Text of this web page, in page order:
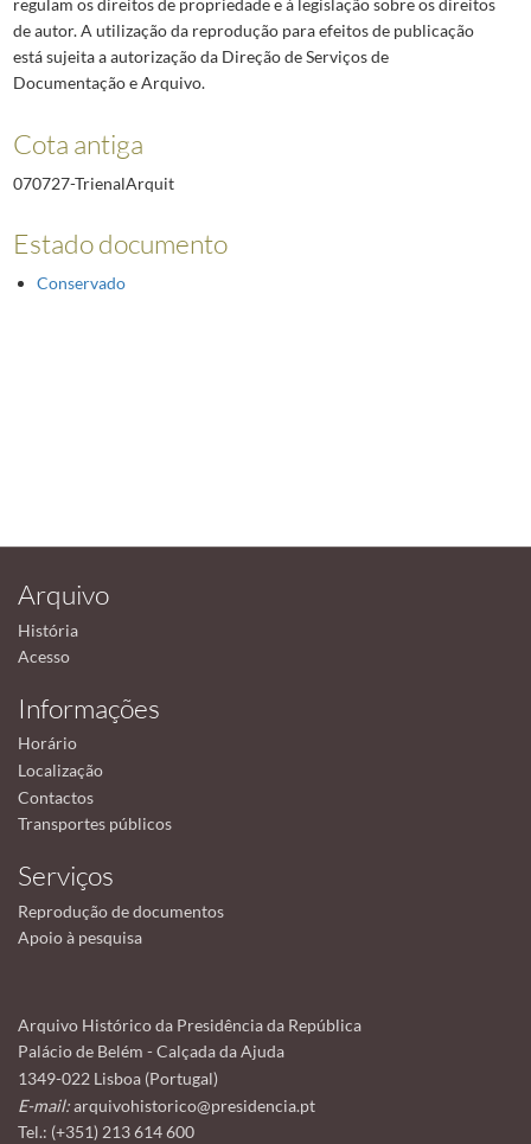
regulam os direitos de propriedade e à legislação sobre os direitos
de autor. A utilização da reprodução para efeitos de publicação
está sujeita a autorização da Direção de Serviços de
Documentação e Arquivo.
Cota antiga
070727-TrienalArquit
Estado documento
Conservado
Arquivo
História
Acesso
Informações
Horário
Localização
Contactos
Transportes públicos
Serviços
Reprodução de documentos
Apoio à pesquisa
Arquivo Histórico da Presidência da República
Palácio de Belém - Calçada da Ajuda
1349-022 Lisboa (Portugal)
E-mail:arquivohistorico@presidencia.pt
Tel.: (+351) 213 614 600